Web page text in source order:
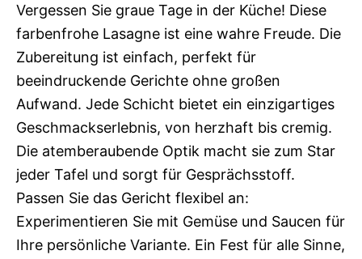
Vergessen Sie graue Tage in der Küche! Diese
farbenfrohe Lasagne ist eine wahre Freude. Die
Zubereitung ist einfach, perfekt für
beeindruckende Gerichte ohne großen
Aufwand. Jede Schicht bietet ein einzigartiges
Geschmackserlebnis, von herzhaft bis cremig.
Die atemberaubende Optik macht sie zum Star
jeder Tafel und sorgt für Gesprächsstoff.
Passen Sie das Gericht flexibel an:
Experimentieren Sie mit Gemüse und Saucen für
Ihre persönliche Variante. Ein Fest für alle Sinne,